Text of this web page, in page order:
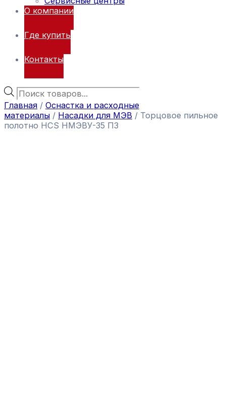
О компании
Где купить
Контакты
Главная / Оснастка и расходные
материалы / Насадки для МЭВ / Торцовое пильное
полотно HCS НМЭВУ-35 ПЗ